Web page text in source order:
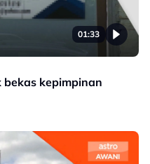
01:33
bekas kepimpinan